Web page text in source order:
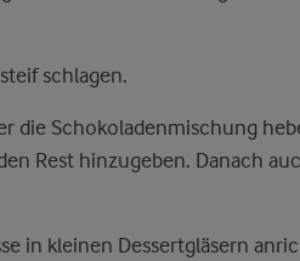
schlagen.
die Schokoladenmischung
Rest hinzugeben. Danach
in kleinen Dessertgläsern